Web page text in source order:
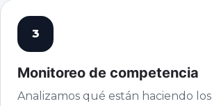
3
Monitoreo de competencia
Analizamos qué están haciendo los